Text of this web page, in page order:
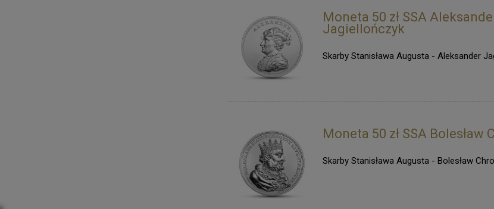
Moneta 50 zł SSA
Jagiellończyk
Skarby Stanisława Augusta - Aleksander
Moneta 50 zł SSA Bolesław
Skarby Stanisława Augusta - Bolesław